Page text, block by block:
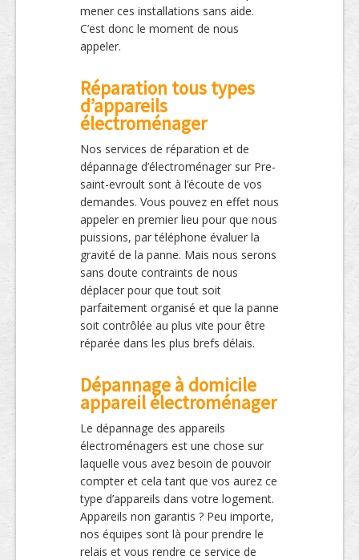
mener ces installations sans aide.
C’est donc le moment de nous
appeler.
Réparation tous types
d’appareils
électroménager
Nos services de réparation et de
dépannage d’électroménager sur Pre-
saint-evroult sont à l’écoute de vos
demandes. Vous pouvez en effet nous
appeler en premier lieu pour que nous
puissions, par téléphone évaluer la
gravité de la panne. Mais nous serons
sans doute contraints de nous
déplacer pour que tout soit
parfaitement organisé et que la panne
soit contrôlée au plus vite pour être
réparée dans les plus brefs délais.
Dépannage à domicile
appareil électroménager
Le dépannage des appareils
électroménagers est une chose sur
laquelle vous avez besoin de pouvoir
compter et cela tant que vos aurez ce
type d’appareils dans votre logement.
Appareils non garantis ? Peu importe,
nos équipes sont là pour prendre le
relais et vous rendre ce service de